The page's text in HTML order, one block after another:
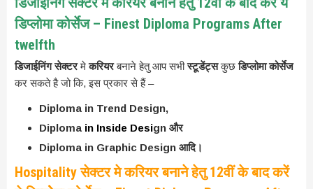
डिप्लोमा कोर्सेज – Finest Diploma Programs After
twelfth
डिजाईनिंग सेक्टरमेकरियरबनाने हेतु आप सभीस्टूडेंट्सकुछडिप्लोमा कोर्सेज
कर सकते है जो कि, इस प्रकार से हैं –
Diploma in Trend Design,
Diploma in Inside Design और
Diploma in Graphic Design आदि।
Hospitalityसेक्टर मे करियर बनाने हेतु 12वीं के बाद करें